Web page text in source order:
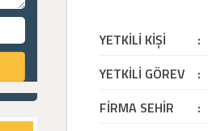
YETKİLİ KİŞİ :
YETKİLİ GÖREV :
FİRMA SEHİR :